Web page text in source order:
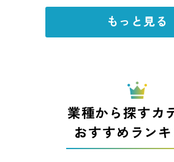
もっと見る
業種から探すカ
おすすめラン